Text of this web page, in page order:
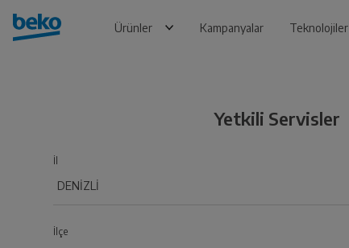
Ürünler Kampanyalar Teknolojiler
Yetkili Servisler
İl
İlçe